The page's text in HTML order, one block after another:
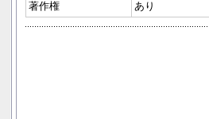
著作権
あり